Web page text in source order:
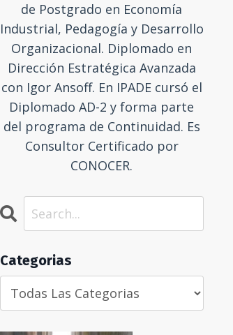
de Postgrado en Economía
Industrial, Pedagogía y Desarrollo
Organizacional. Diplomado en
Dirección Estratégica Avanzada
con Igor Ansoff. En IPADE cursó el
Diplomado AD-2 y forma parte
del programa de Continuidad. Es
Consultor Certificado por
CONOCER.
Categorias